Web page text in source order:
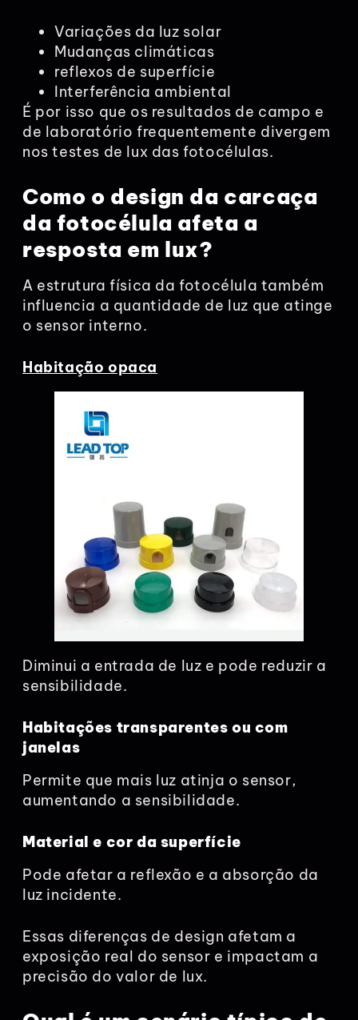
Variações da luz solar
Mudanças climáticas
reflexos de superfície
Interferência ambiental
É por isso que os resultados de campo e
de laboratório frequentemente divergem
nos testes de lux das fotocélulas.
Como o design da carcaça
da fotocélula afeta a
resposta em lux?
A estrutura física da fotocélula também
influencia a quantidade de luz que atinge
o sensor interno.
Habitação opaca
Diminui a entrada de luz e pode reduzir a
sensibilidade.
Habitações transparentes ou com
janelas
Permite que mais luz atinja o sensor,
aumentando a sensibilidade.
Material e cor da superfície
Pode afetar a reflexão e a absorção da
luz incidente.
Essas diferenças de design afetam a
exposição real do sensor e impactam a
precisão do valor de lux.